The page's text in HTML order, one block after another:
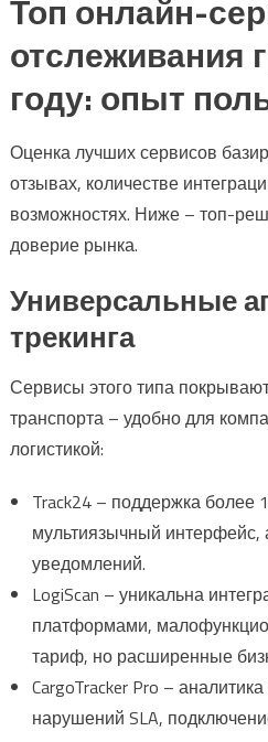
Топ онлайн-
отслеживания
году: опыт
Оценка лучших сервисов
отзывах, количестве
возможностях. Ниже – топ-
доверие рынка.
Универсальные
трекинга
Сервисы этого типа
транспорта – удобно для
логистикой:
Track24 – поддержка более
мультиязычный интерфейс,
уведомлений.
LogiScan – уникальна
платформами,
тариф, но расширенные
CargoTracker Pro –
нарушений SLA,